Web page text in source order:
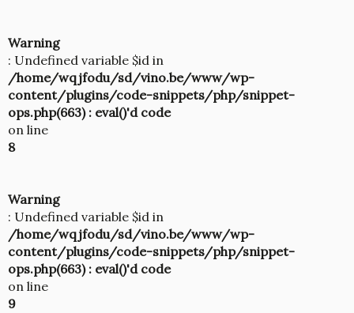
Warning
: Undefined variable $id in
/home/wqjfodu/sd/vino.be/www/wp-
content/plugins/code-snippets/php/snippet-
ops.php(663) : eval()'d code
on line
8
Warning
: Undefined variable $id in
/home/wqjfodu/sd/vino.be/www/wp-
content/plugins/code-snippets/php/snippet-
ops.php(663) : eval()'d code
on line
9